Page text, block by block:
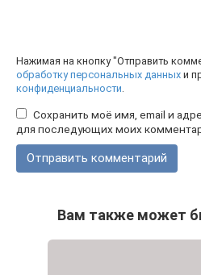
Нажимая на кнопку "Отправить
обработку персональных данных и
конфиденциальности.
Сохранить моё имя, email и
для последующих моих
Вам также может